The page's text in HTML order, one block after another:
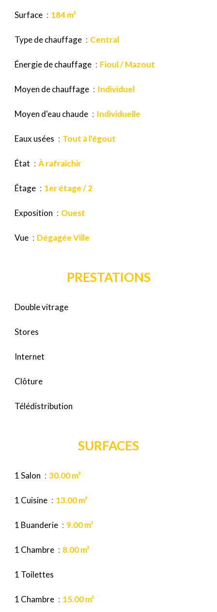
Surface 184 m²
Type de chauffage Central
Énergie de chauffage Fioul / Mazout
Moyen de chauffage Individuel
Moyen d'eau chaude Individuelle
Eaux usées Tout à l'égout
État À rafraîchir
Étage 1er étage / 2
Exposition Ouest
Vue Dégagée Ville
PRESTATIONS
Double vitrage
Stores
Internet
Clôture
Télédistribution
SURFACES
1 Salon 30.00 m²
1 Cuisine 13.00 m²
1 Buanderie 9.00 m²
1 Chambre 8.00 m²
1 Toilettes
1 Chambre 15.00 m²